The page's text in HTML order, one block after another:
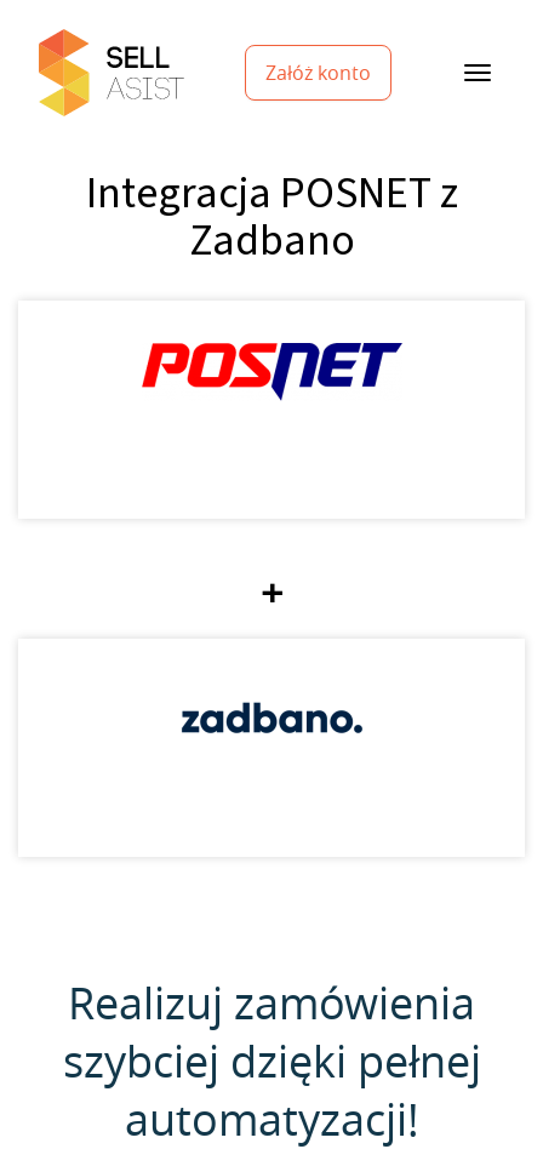
Załóż konto
Integracja POSNET z
Zadbano
+
Realizuj zamówienia
szybciej dzięki pełnej
automatyzacji!